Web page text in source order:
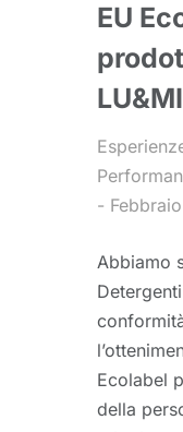
EU
Abbiamo
Ecolabel
della